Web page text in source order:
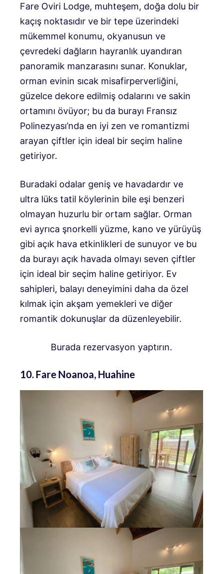
Fare Oviri Lodge, muhteşem, doğa dolu bir
kaçış noktasıdır ve bir tepe üzerindeki
mükemmel konumu, okyanusun ve
çevredeki dağların hayranlık uyandıran
panoramik manzarasını sunar. Konuklar,
orman evinin sıcak misafirperverliğini,
güzelce dekore edilmiş odalarını ve sakin
ortamını övüyor; bu da burayı Fransız
Polinezyası’nda en iyi zen ve romantizmi
arayan çiftler için ideal bir seçim haline
getiriyor.
Buradaki odalar geniş ve havadardır ve
ultra lüks tatil köylerinin bile eşi benzeri
olmayan huzurlu bir ortam sağlar. Orman
evi ayrıca şnorkelli yüzme, kano ve yürüyüş
gibi açık hava etkinlikleri de sunuyor ve bu
da burayı açık havada olmayı seven çiftler
için ideal bir seçim haline getiriyor. Ev
sahipleri, balayı deneyimini daha da özel
kılmak için akşam yemekleri ve diğer
romantik dokunuşlar da düzenleyebilir.
Burada rezervasyon yaptırın.
10. Fare Noanoa, Huahine